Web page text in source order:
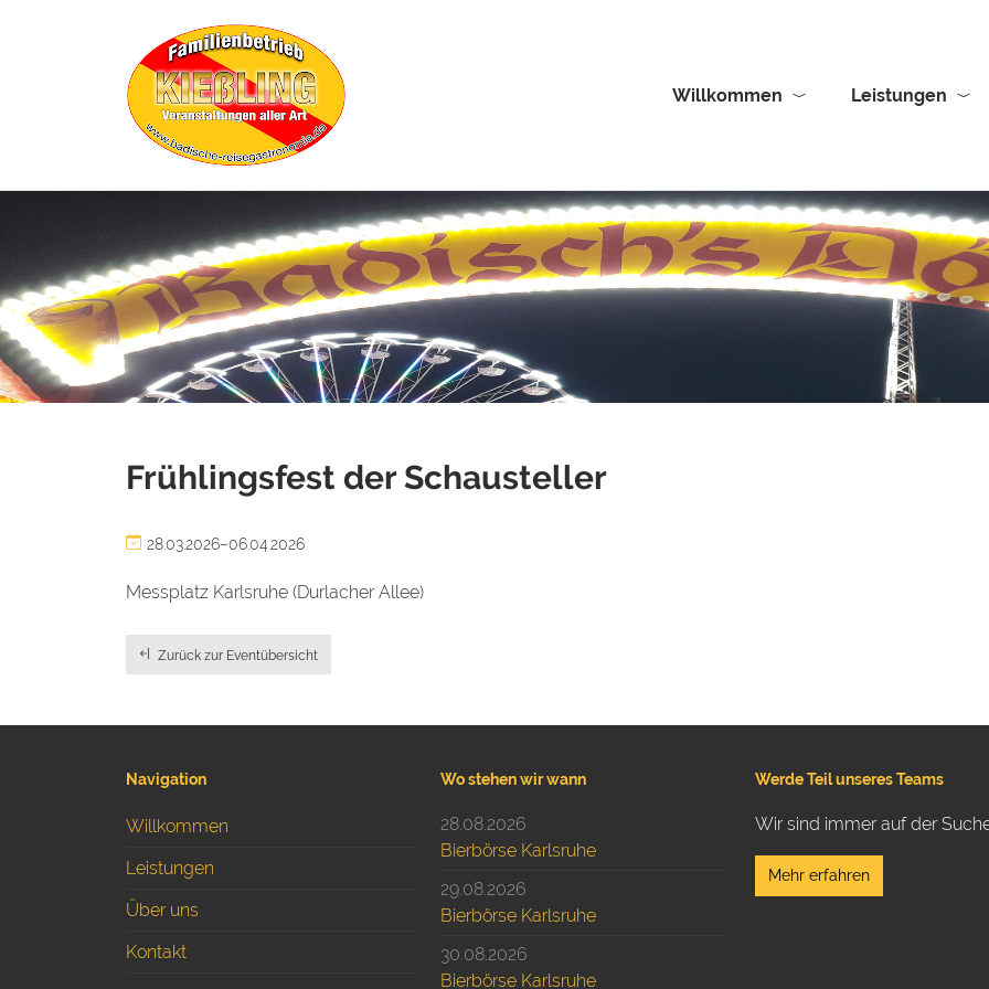
Willkommen Leistungen
Frühlingsfest der Schausteller
28.03.2026–06.04.2026
Messplatz Karlsruhe (Durlacher Allee)
Zurück zur Eventübersicht
Navigation
Willkommen
Leistungen
Über uns
Kontakt
Wo stehen wir wann
28.08.2026
Bierbörse Karlsruhe
29.08.2026
Bierbörse Karlsruhe
30.08.2026
Bierbörse Karlsruhe
Werde Teil unseres Teams
Wir sind immer auf der
Mehr erfahren